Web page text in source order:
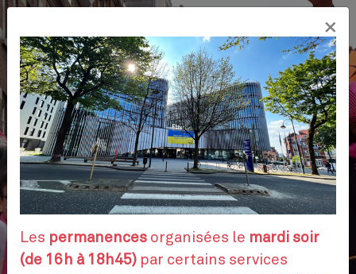
Aller
contenu
principal
VOS DÉMARCHES
RENDEZ-VOUS
FR
×
Les permanences organisées le mardi soir
(de 16h à 18h45) par certains services